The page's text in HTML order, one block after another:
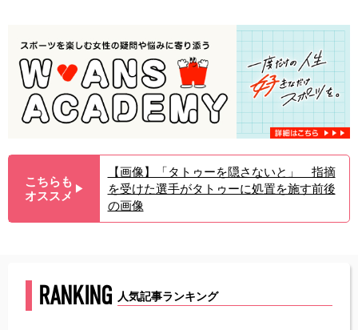
こちらも
オススメ ▶︎
【画像】「タトゥーを隠さないと」 指摘
を受けた選手がタトゥーに処置を施す前後
の画像
RANKING 人気記事ランキング